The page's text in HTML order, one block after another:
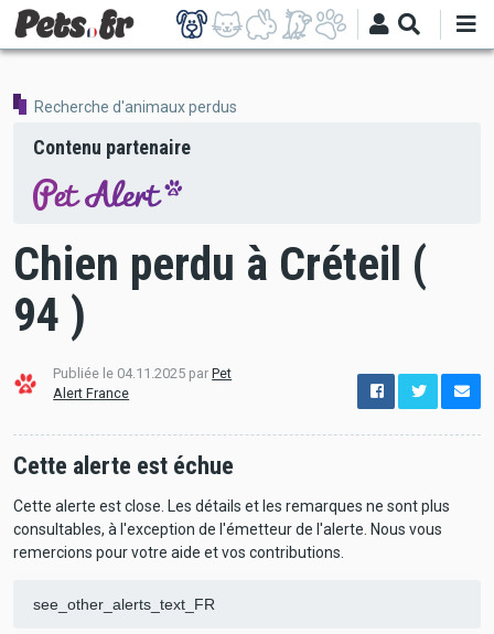
Aller
au
contenu
Recherche d'animaux perdus
Contenu partenaire
Chien perdu à Créteil (
94 )
Publiée le 04.11.2025 parPet
Alert France
configuration
Cette alerte est échue
Cette alerte est close. Les détails et les remarques ne sont plus
consultables, à l'exception de l'émetteur de l'alerte. Nous vous
remercions pour votre aide et vos contributions.
see_other_alerts_text_FR